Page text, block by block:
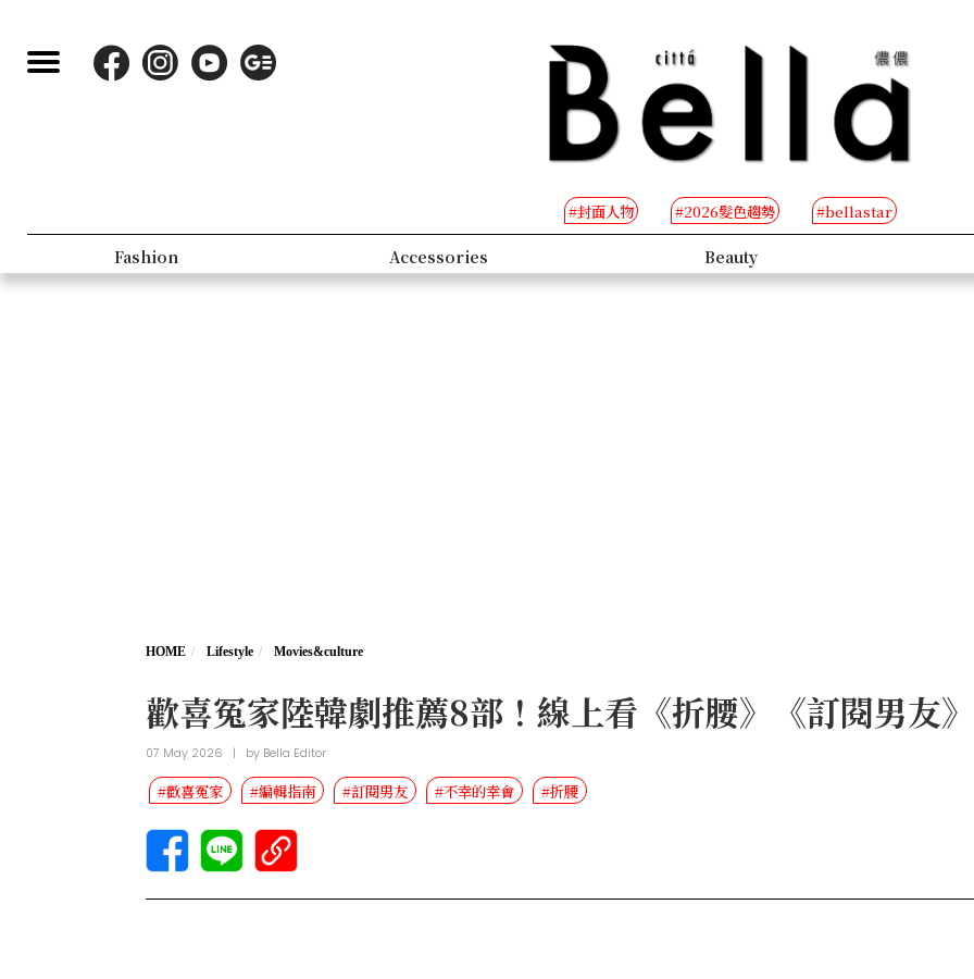
#封面人物 #2026髮色趨勢 #bellastar
Fashion Accessories Beauty
HOME Lifestyle Movies&culture
歡喜冤家陸韓劇推薦8部！線上看《折腰》《訂閱男友
07 May 2026 | by Bella Editor
#歡喜冤家 #編輯指南 #訂閱男友 #不幸的幸會 #折腰